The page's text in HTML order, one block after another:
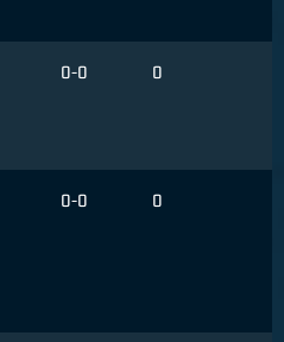
0-0 0
0-0 0